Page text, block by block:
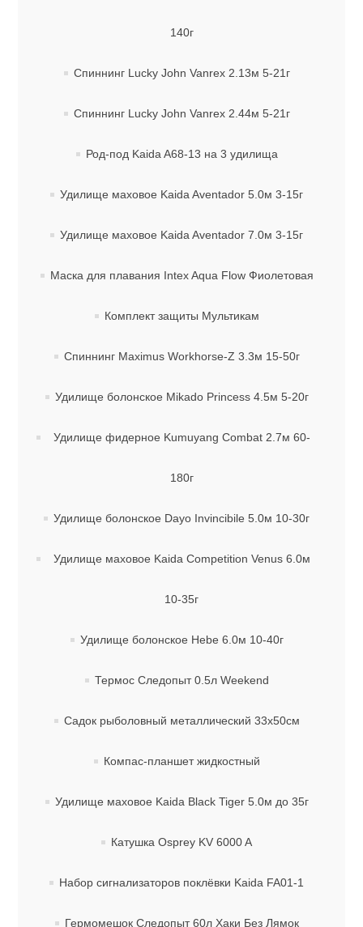
140г
Спиннинг Lucky John Vanrex 2.13м 5-21г
Спиннинг Lucky John Vanrex 2.44м 5-21г
Род-под Kaida A68-13 на 3 удилища
Удилище маховое Kaida Aventador 5.0м 3-15г
Удилище маховое Kaida Aventador 7.0м 3-15г
Маска для плавания Intex Aqua Flow Фиолетовая
Комплект защиты Мультикам
Спиннинг Maximus Workhorse-Z 3.3м 15-50г
Удилище болонское Mikado Princess 4.5м 5-20г
Удилище фидерное Kumuyang Combat 2.7м 60-
180г
Удилище болонское Dayo Invincibile 5.0м 10-30г
Удилище маховое Kaida Competition Venus 6.0м
10-35г
Удилище болонское Hebe 6.0м 10-40г
Термос Следопыт 0.5л Weekend
Садок рыболовный металлический 33х50см
Компас-планшет жидкостный
Удилище маховое Kaida Black Tiger 5.0м до 35г
Катушка Osprey KV 6000 A
Набор сигнализаторов поклёвки Kaida FA01-1
Гермомешок Следопыт 60л Хаки Без Лямок